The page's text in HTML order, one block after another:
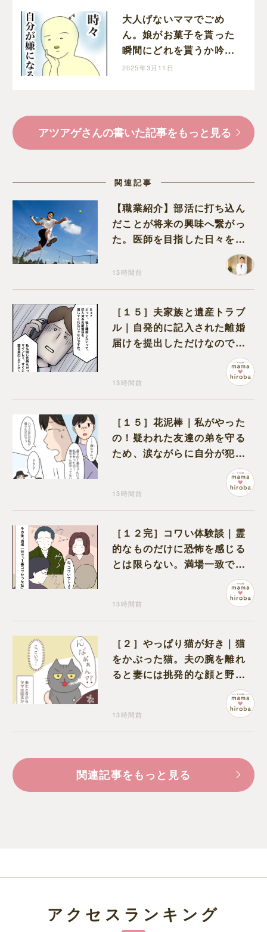
大人げないママでごめ
ん。娘がお菓子を貰った
瞬間にどれを貰うか吟味
してしまう自分が嫌｜ア
2025年3月11日
アツアゲさんの書いた記事をもっと見る
関連記事
【職業紹介】部活に打ち込ん
だことが将来の興味へ繋がっ
た。医師を目指した日々を振
13時間前
［１５］夫家族と遺産トラブ
ル｜自発的に記入された離婚
届けを提出しただけなので、
13時間前
［１５］花泥棒｜私がやった
の！疑われた友達の弟を守る
ため、涙ながらに自分が犯人
13時間前
［１２完］コワい体験談｜霊
的なものだけに恐怖を感じる
とは限らない。満場一致でコ
ワいと認定された意外な体験
13時間前
［２］やっぱり猫が好き｜猫
をかぶった猫。夫の腕を離れ
ると妻には挑発的な顔と野太
13時間前
関連記事をもっと見る
アクセスランキング